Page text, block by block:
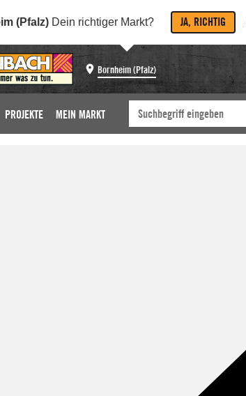
(Pfalz) Dein richtiger Markt? JA, RICHTIG
Bornheim (Pfalz)
PROJEKTE MEIN MARKT